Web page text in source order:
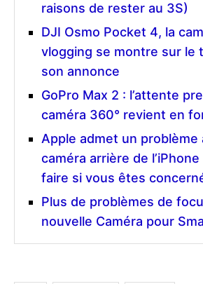
raisons de rester au 3S)
DJI Osmo Pocket 4, la
vlogging se montre sur le
son annonce
GoPro Max 2 : l’attente
caméra 360° revient en
Apple admet un problème
caméra arrière de
faire si vous êtes
Plus de problèmes de
nouvelle Caméra pour